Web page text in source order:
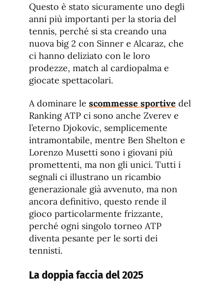
fuente
de
fuente.
Questo è stato sicuramente uno degli
anni più importanti per la storia del
tennis, perché si sta creando una
nuova big 2 con Sinner e Alcaraz, che
ci hanno deliziato con le loro
prodezze, match al cardiopalma e
giocate spettacolari.
A dominare le scommesse sportive del
Ranking ATP ci sono anche Zverev e
l’eterno Djokovic, semplicemente
intramontabile, mentre Ben Shelton e
Lorenzo Musetti sono i giovani più
promettenti, ma non gli unici. Tutti i
segnali ci illustrano un ricambio
generazionale già avvenuto, ma non
ancora definitivo, questo rende il
gioco particolarmente frizzante,
perché ogni singolo torneo ATP
diventa pesante per le sorti dei
tennisti.
La doppia faccia del 2025